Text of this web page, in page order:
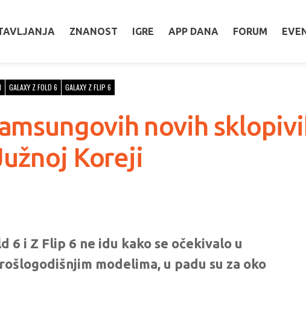
ZNANOST IGRE APP DANA FORUM
GALAXY Z FOLD 6 GALAXY Z FLIP 6
novih
Koreji
6 i Z Flip 6 ne idu kako se očekivalo u
modelima, u padu su za oko